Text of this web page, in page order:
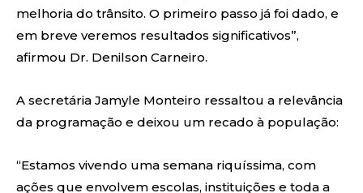
melhoria do trânsito. O primeiro passo já foi dado, e
em breve veremos resultados significativos”,
afirmou Dr. Denilson Carneiro.
A secretária Jamyle Monteiro ressaltou a relevância
da programação e deixou um recado à população:
“Estamos vivendo uma semana riquíssima, com
ações que envolvem escolas, instituições e toda a